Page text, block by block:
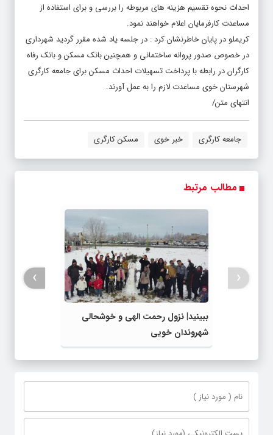
احداث نحوه تقسیم هزینه های مربوطه را بررسی و برای استفاده از
مساعدت کارفرمایان اعلام خواهند نمود.
کریملو در پایان خاطرنشان کرد : در جلسه یاد شده مقرر گردید شهرداری
در خصوص صدور پروانه ساختمانی و همچنین بانک مسکن و بانک رفاه
کارگران در رابطه با پرداخت تسهیلات احداث مسکن برای جامعه کارگری
شهرستان خوی مساعدت لازم را به عمل آورند.
انتهای متن/
جامعه کارگری خبر خوی مسکن کارگری
مطالب مرتبط
ببینید| نزول رحمت الهی و خوشحالی
شهروندان خویی
‹
›